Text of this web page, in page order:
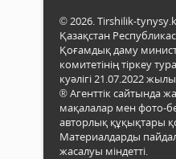
© 2026. Tirshilik-
Қазақстан
Қоғамдық даму
комитетінің тіркеу
куәлігі 21.07.2022
® Агенттік сайтында
мақалалар мен фото-
авторлық құқықтары
Материалдарды
жасалуы міндетті.